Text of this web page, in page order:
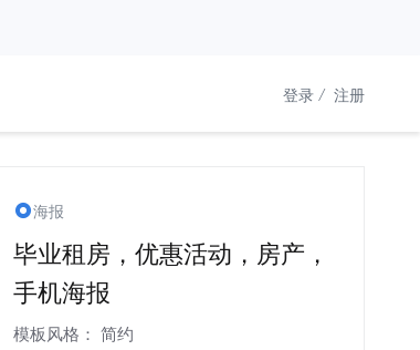
登录 / 注册
海报
毕业租房，优惠活动，房产，
手机海报
模板风格： 简约